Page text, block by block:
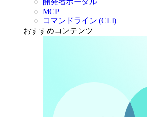
開発者ポータル
MCP
コマンドライン (CLI)
おすすめコンテンツ